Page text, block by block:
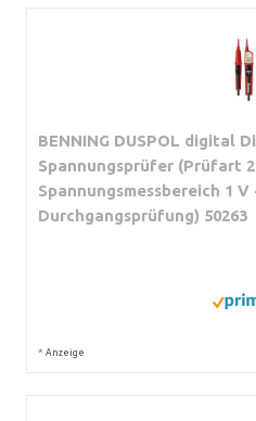
BENNING DUSPOL digital
Spannungsprüfer (Prüfart
Spannungsmessbereich 1 V
Durchgangsprüfung) 50263
* Anzeige